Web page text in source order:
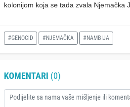
kolonijom koja se tada zvala Njemačka
#GENOCID #NJEMAČKA #NAMBIJA
KOMENTARI (0)